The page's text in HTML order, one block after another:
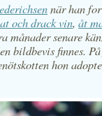
när han
och drack vin, åt
månader senare
bildbevis finnes.
hon